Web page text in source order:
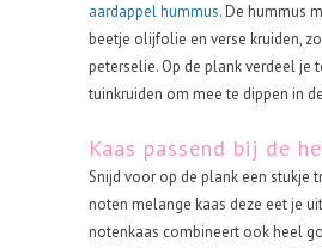
aardappel hummus. De hummus
beetje olijfolie en verse kruiden,
peterselie. Op de plank verdeel je
tuinkruiden om mee te dippen in
Kaas passend bij de
Snijd voor op de plank een stukje
noten melange kaas deze eet je
notenkaas combineert ook heel